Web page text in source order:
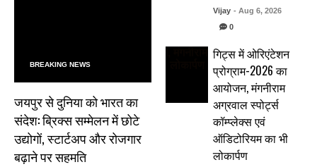
BREAKING NEWS
जयपुर से दुनिया को भारत का
संदेश: ब्रिक्स सम्मेलन में छोटे
उद्योगों, स्टार्टअप और रोजगार
बढ़ाने पर सहमति
Vijay - Aug 6, 2026
0
गिट्स में ओरिएंटेशन
प्रोग्राम-2026 का
आयोजन, मंगनीराम
अग्रवाल स्पोर्ट्स
कॉम्प्लेक्स एवं
ऑडिटोरियम का भी
लोकार्पण